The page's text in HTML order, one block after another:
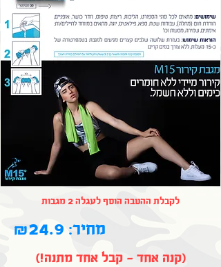
לקבלת ההטבה הוסף לעגלה 2 מגבות
₪ מחיר: 24.9
(!קנה אחד - קבל אחד מתנה)